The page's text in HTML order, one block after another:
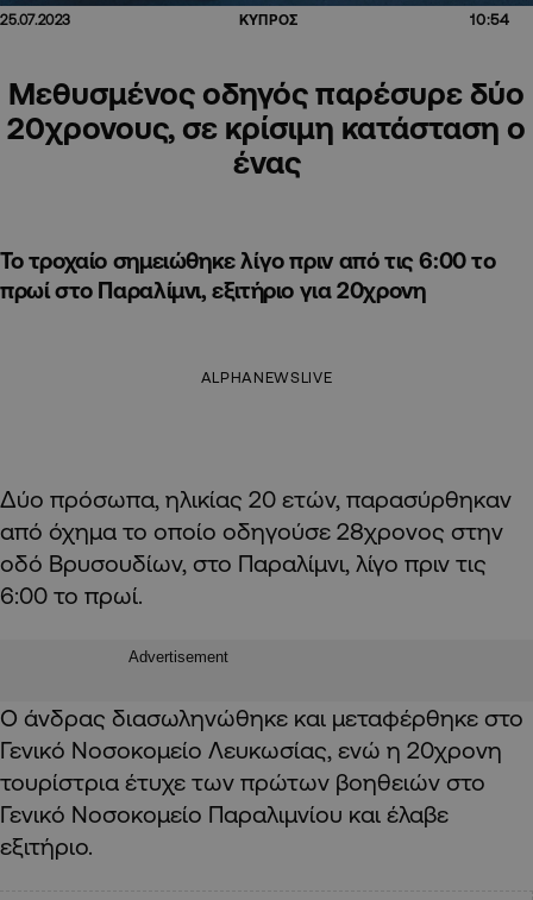
25.07.2023 ΚΥΠΡΟΣ 10:54
Μεθυσμένος οδηγός παρέσυρε δύο
20χρονους, σε κρίσιμη κατάσταση ο
ένας
Το τροχαίο σημειώθηκε λίγο πριν από τις 6:00 το
πρωί στο Παραλίμνι, εξιτήριο για 20χρονη
ALPHANEWSLIVE
Δύο πρόσωπα, ηλικίας 20 ετών, παρασύρθηκαν
από όχημα το οποίο οδηγούσε 28χρονος στην
οδό Βρυσουδίων, στο Παραλίμνι, λίγο πριν τις
6:00 το πρωί.
Advertisement
Ο άνδρας διασωληνώθηκε και μεταφέρθηκε στο
Γενικό Νοσοκομείο Λευκωσίας, ενώ η 20χρονη
τουρίστρια έτυχε των πρώτων βοηθειών στο
Γενικό Νοσοκομείο Παραλιμνίου και έλαβε
εξιτήριο.